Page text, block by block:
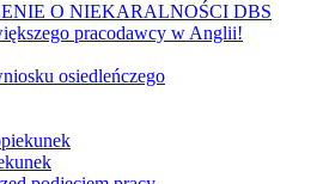
O NIEKARALNOŚCI DBS
pracodawcy w Anglii!
osiedleńczego